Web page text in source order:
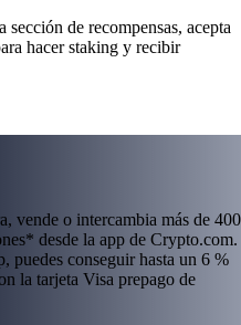
de recompensas, acepta
hacer staking y recibir
vende o intercambia más de 400
desde la app de Crypto.com.
puedes conseguir hasta un 6 %
la tarjeta Visa prepago de